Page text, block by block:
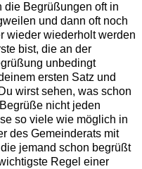
die Begrüßungen oft in
und dann oft noch
wieder wiederholt werden
bist, die an der
unbedingt
ersten Satz und
wirst sehen, was schon
nicht jeden
so viele wie möglich in
des Gemeinderats mit
jemand schon begrüßt
Regel einer